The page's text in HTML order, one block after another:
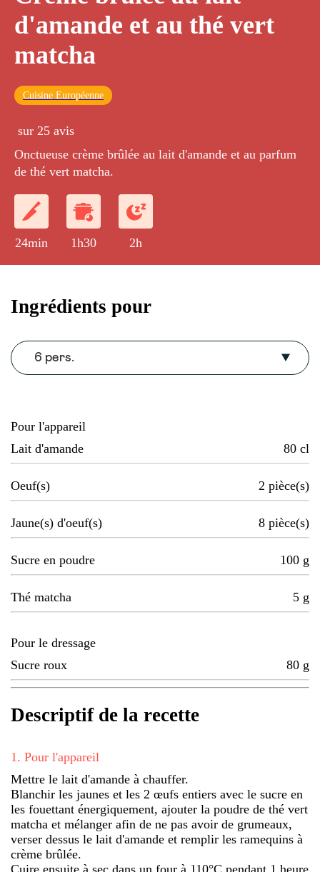
d'amande et au thé vert
matcha
Cuisine Européenne
sur 25 avis
Onctueuse crème brûlée au lait d'amande et au parfum
de thé vert matcha.
24min 1h30 2h
Ingrédients pour
6 pers.
Pour l'appareil
Lait d'amande
80 cl
Oeuf(s) 2 pièce(s)
Jaune(s) d'oeuf(s) 8 pièce(s)
Sucre en poudre 100 g
Thé matcha 5 g
Pour le dressage
Sucre roux
80 g
Descriptif de la recette
1 . Pour l'appareil
Mettre le lait d'amande à chauffer.
Blanchir les jaunes et les 2 œufs entiers avec le sucre en
les fouettant énergiquement, ajouter la poudre de thé vert
matcha et mélanger afin de ne pas avoir de grumeaux,
verser dessus le lait d'amande et remplir les ramequins à
crème brûlée.
Cuire ensuite à sec dans un four à 110°C pendant 1 heure